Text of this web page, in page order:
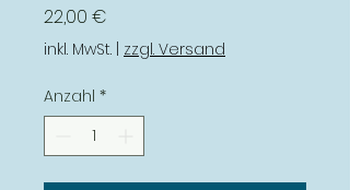
22,00 €
inkl. MwSt. zzgl. Versand
Anzahl *